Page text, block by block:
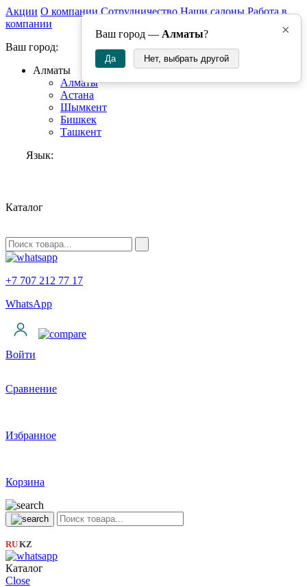
×
Ваш город — Алматы?
Да Нет, выбрать другой
Акции О компании Сотрудничество Наши салоны Работа в
компании
Ваш город:
Алматы
Алматы
Астана
Шымкент
Бишкек
Ташкент
Язык:
Каталог
+7 707 212 77 17
WhatsApp
Войти
Сравнение
Избранное
Корзина
RU|KZ
Каталог
Close